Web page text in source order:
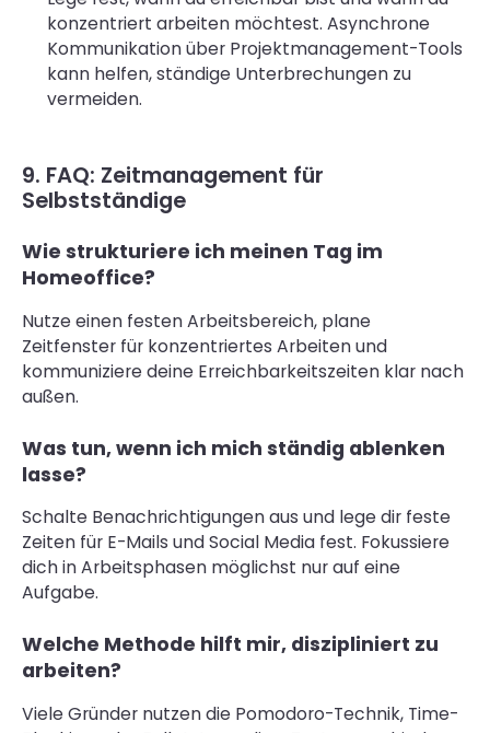
konzentriert arbeiten möchtest. Asynchrone
Kommunikation über Projektmanagement-Tools
kann helfen, ständige Unterbrechungen zu
vermeiden.
9. FAQ: Zeitmanagement für
Selbstständige
Wie strukturiere ich meinen Tag im
Homeoffice?
Nutze einen festen Arbeitsbereich, plane
Zeitfenster für konzentriertes Arbeiten und
kommuniziere deine Erreichbarkeitszeiten klar nach
außen.
Was tun, wenn ich mich ständig ablenken
lasse?
Schalte Benachrichtigungen aus und lege dir feste
Zeiten für E-Mails und Social Media fest. Fokussiere
dich in Arbeitsphasen möglichst nur auf eine
Aufgabe.
Welche Methode hilft mir, diszipliniert zu
arbeiten?
Viele Gründer nutzen die Pomodoro-Technik, Time-